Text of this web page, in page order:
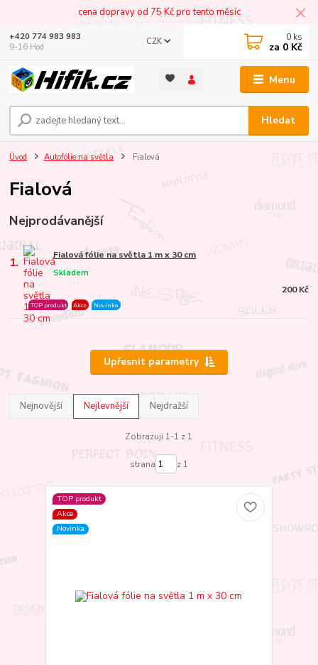
cena dopravy od 75 Kč pro tento měsíc
Menu
CZK
Hledat
+420 774 983 983
9-16 Hod
0 ks
za 0 Kč
Úvod Autofólie na světla Fialová
Fialová
Nejprodávanější
1. Fialová fólie na světla 1 m x 30 cm
Skladem
TOP produkt Akce Novinka
200 Kč
Upřesnit parametry
Nejnovější Nejlevnější Nejdražší
Zobrazuji 1-1 z 1
strana z 1
TOP produkt
Akce
Novinka